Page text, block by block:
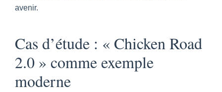
avenir.
Cas d’étude : « Chicken Road
2.0 » comme exemple
moderne